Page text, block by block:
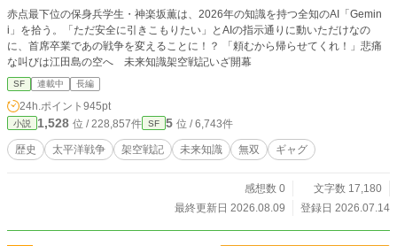
赤点最下位の保身兵学生・神楽坂薫は、2026年の知識を持つ全知のAI「Gemin
i」を拾う。「ただ安全に引きこもりたい」とAIの指示通りに動いただけなの
に、首席卒業であの戦争を変えることに！？ 「頼むから帰らせてくれ！」悲痛
な叫びは江田島の空へ 未来知識架空戦記いざ開幕
SF 連載中 長編
24h.ポイント 945pt
小説 1,528 位 / 228,857件 SF 5 位 / 6,743件
歴史 太平洋戦争 架空戦記 未来知識 無双 ギャグ
感想数 0
文字数 17,180
最終更新日 2026.08.09
登録日 2026.07.14